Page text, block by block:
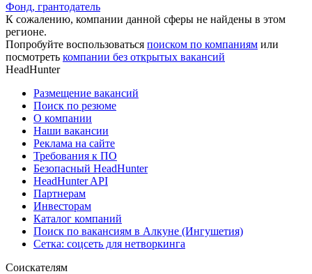
Фонд, грантодатель
К сожалению, компании данной сферы не найдены в этом
регионе.
Попробуйте воспользоваться поиском по компаниям или
посмотреть компании без открытых вакансий
HeadHunter
Размещение вакансий
Поиск по резюме
О компании
Наши вакансии
Реклама на сайте
Требования к ПО
Безопасный HeadHunter
HeadHunter API
Партнерам
Инвесторам
Каталог компаний
Поиск по вакансиям в Алкуне (Ингушетия)
Сетка: соцсеть для нетворкинга
Соискателям